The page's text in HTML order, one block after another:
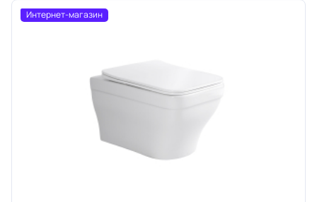
Интернет-магазин